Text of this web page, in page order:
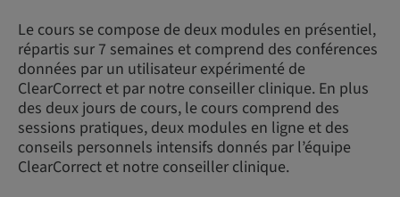
Le cours se compose de deux modules en présentiel,
répartis sur 7 semaines et comprend des conférences
données par un utilisateur expérimenté de
ClearCorrect et par notre conseiller clinique. En plus
des deux jours de cours, le cours comprend des
sessions pratiques, deux modules en ligne et des
conseils personnels intensifs donnés par l’équipe
ClearCorrect et notre conseiller clinique.